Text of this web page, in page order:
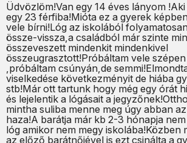
Üdvözlöm!Van egy 14 éves lányom
egy 23 férfiba!Mióta ez a gyerek
vele bírni!Lóg az iskolából
össze-vissza,a családból már szinte
összeveszett mindenkit mindenkivel
összeugrasztott!Próbáltam vele
,próbáltam csúnyán,de
viselkedése következményit de hiába
stb!Már ott tartunk hogy még egy órát
és lejelentik a lógásait a
mintha suliba menne meg úgy abban
haza!A barátja már kb 2-3 hónapja
lóg amikor nem megy iskolába!Közben
az előző barátnőjével is ezt csinálta a